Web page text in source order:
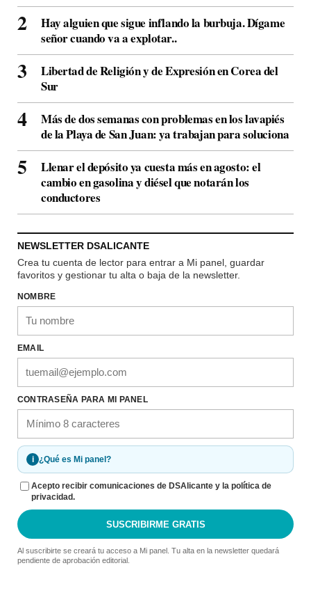
Hay alguien que sigue inflando la burbuja. Dígame
señor cuando va a explotar..
Libertad de Religión y de Expresión en Corea del
Sur
Más de dos semanas con problemas en los lavapiés
de la Playa de San Juan: ya trabajan para soluciona
Llenar el depósito ya cuesta más en agosto: el
cambio en gasolina y diésel que notarán los
conductores
NEWSLETTER DSALICANTE
Crea tu cuenta de lector para entrar a Mi panel, guardar
favoritos y gestionar tu alta o baja de la newsletter.
NOMBRE
EMAIL
CONTRASEÑA PARA MI PANEL
i ¿Qué es Mi panel?
Acepto recibir comunicaciones de DSAlicante y la política de
privacidad.
SUSCRIBIRME GRATIS
Al suscribirte se creará tu acceso a Mi panel. Tu alta en la newsletter quedará
pendiente de aprobación editorial.